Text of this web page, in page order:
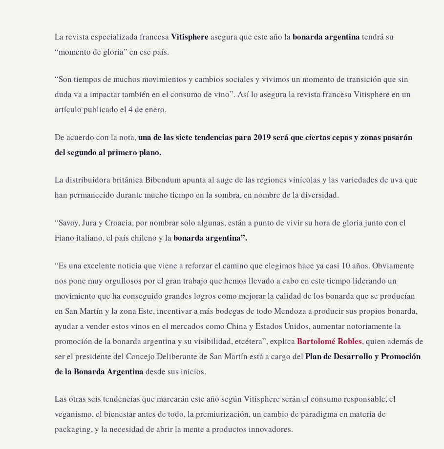
La revista especializada francesa Vitisphere asegura que este año la bonarda argentina tendrá su
“momento de gloria” en ese país.
“Son tiempos de muchos movimientos y cambios sociales y vivimos un momento de transición que sin
duda va a impactar también en el consumo de vino”. Así lo asegura la revista francesa Vitisphere en un
artículo publicado el 4 de enero.
De acuerdo con la nota,una de las siete tendencias para 2019 será que ciertas cepas y zonas pasarán
del segundo al primero plano.
La distribuidora británica Bibendum apunta al auge de las regiones vinícolas y las variedades de uva que
han permanecido durante mucho tiempo en la sombra, en nombre de la diversidad.
“Savoy, Jura y Croacia, por nombrar solo algunas, están a punto de vivir su hora de gloria junto con el
Fiano italiano, el país chileno y labonarda argentina”.
“Es una excelente noticia que viene a reforzar el camino que elegimos hace ya casi 10 años. Obviamente
nos pone muy orgullosos por el gran trabajo que hemos llevado a cabo en este tiempo liderando un
movimiento que ha conseguido grandes logros como mejorar la calidad de los bonarda que se producían
en San Martín y la zona Este, incentivar a más bodegas de todo Mendoza a producir sus propios bonarda,
ayudar a vender estos vinos en el mercados como China y Estados Unidos, aumentar notoriamente la
promoción de la bonarda argentina y su visibilidad, etcétera”, explica Bartolomé Robles, quien además de
ser el presidente del Concejo Deliberante de San Martín está a cargo del Plan de Desarrollo y Promoción
de la Bonarda Argentina desde sus inicios.
Las otras seis tendencias que marcarán este año según Vitisphere serán el consumo responsable, el
veganismo, el bienestar antes de todo, la premiurización, un cambio de paradigma en materia de
packaging, y la necesidad de abrir la mente a productos innovadores.